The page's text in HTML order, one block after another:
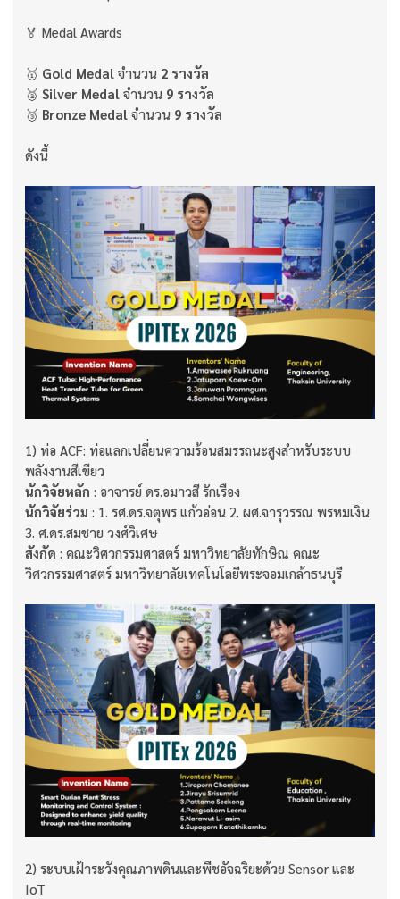
🏅 Medal Awards
🥇 Gold Medal จำนวน 2 รางวัล
🥈 Silver Medal จำนวน 9 รางวัล
🥉 Bronze Medal จำนวน 9 รางวัล
ดังนี้
1) ท่อ ACF: ท่อแลกเปลี่ยนความร้อนสมรรถนะสูงสำหรับระบบ
พลังงานสีเขียว
นักวิจัยหลัก : อาจารย์ ดร.อมาวสี รักเรือง
นักวิจัยร่วม : 1. รศ.ดร.จตุพร แก้วอ่อน 2. ผศ.จารุวรรณ พรหมเงิน
3. ศ.ดร.สมชาย วงศ์วิเศษ
สังกัด : คณะวิศวกรรมศาสตร์ มหาวิทยาลัยทักษิณ คณะ
วิศวกรรมศาสตร์ มหาวิทยาลัยเทคโนโลยีพระจอมเกล้าธนบุรี
2) ระบบเฝ้าระวังคุณภาพดินและพืชอัจฉริยะด้วย Sensor และ
IoT